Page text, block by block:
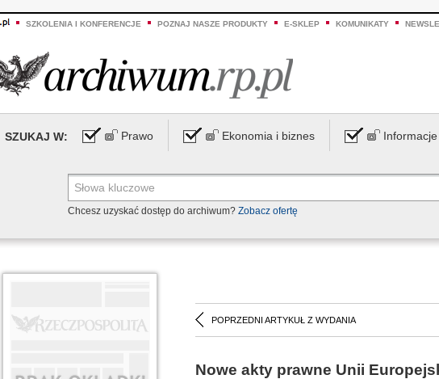
SZKOLENIA I KONFERENCJE POZNAJ NASZE PRODUKTY E-SKLEP KOMUNIKATY
SZUKAJ W: Prawo Ekonomia i biznes
Chcesz uzyskać dostęp do archiwum? Zobacz ofertę
POPRZEDNI ARTYKUŁ Z WYDANIA
Nowe akty prawne Unii